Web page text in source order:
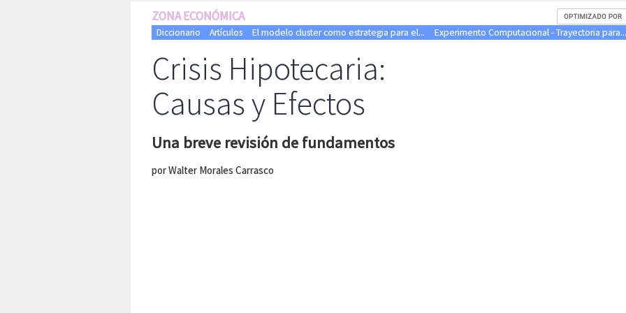
ZONA ECONÓMICA
Diccionario Artículos El modelo cluster como estrategia para el... Experimento Computacional - Trayectoria para...
Crisis Hipotecaria:
Causas y Efectos
Una breve revisión de fundamentos
por Walter Morales Carrasco